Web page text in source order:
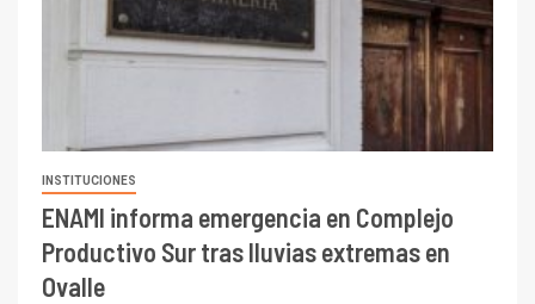
INSTITUCIONES
ENAMI informa emergencia en Complejo
Productivo Sur tras lluvias extremas en
Ovalle